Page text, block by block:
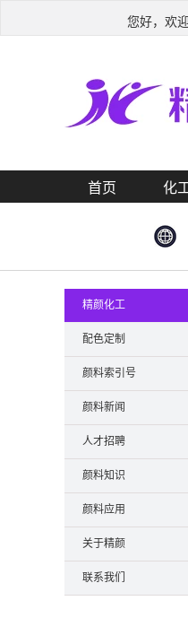
您好，欢
首页 化
精颜化工
配色定制
颜料索引号
颜料新闻
人才招聘
颜料知识
颜料应用
关于精颜
联系我们